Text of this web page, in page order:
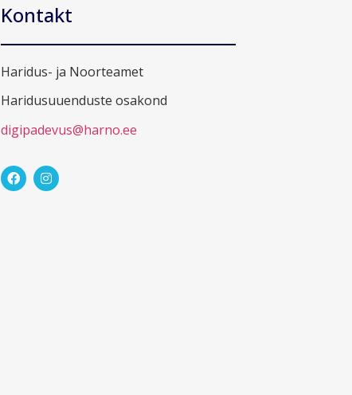
Kontakt
Haridus- ja Noorteamet
Haridusuuenduste osakond
digipadevus@harno.ee